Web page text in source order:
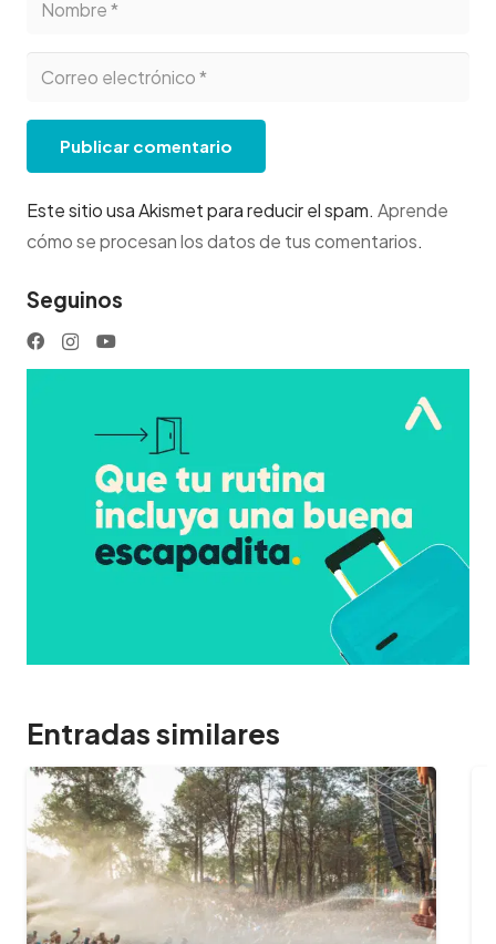
Publicar comentario
Este sitio usa Akismet para reducir el spam. Aprende
cómo se procesan los datos de tus comentarios.
Seguinos
Entradas similares